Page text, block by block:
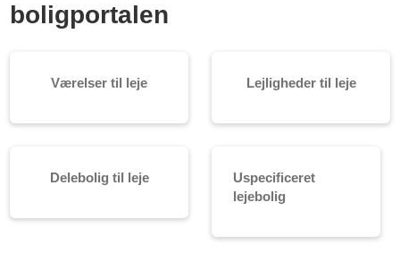
boligportalen
Værelser til leje Lejligheder til leje
Delebolig til leje
Uspecificeret
lejebolig